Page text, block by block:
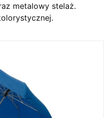
metalowy stelaż.